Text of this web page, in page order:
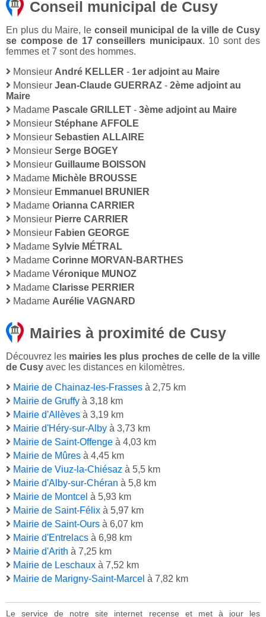
Conseil municipal de Cusy
En plus du Maire, leconseil municipal de la ville de Cusy
se compose de 17 conseillers municipaux. 10 sont des
femmes et 7 sont des hommes.
Monsieur André KELLER - 1er adjoint au Maire
Monsieur Jean-Claude GUERRAZ - 2ème adjoint au
Maire
Madame Pascale GRILLET - 3ème adjoint au Maire
Monsieur Stéphane AFFOLE
Monsieur Sebastien ALLAIRE
Monsieur Serge BOGEY
Monsieur Guillaume BOISSON
Madame Michèle BROUSSE
Monsieur Emmanuel BRUNIER
Madame Orianna CARRIER
Monsieur Pierre CARRIER
Monsieur Fabien GEORGE
Madame Sylvie MÉTRAL
Madame Corinne MORVAN-BARTHES
Madame Véronique MUNOZ
Madame Clarisse PERRIER
Madame Aurélie VAGNARD
Mairies à proximité de Cusy
Découvrez les mairies les plus proches de celle de la ville
de Cusy avec les distances en kilomètres.
Mairie de Chainaz-les-Frasses à 2,75 km
Mairie de Gruffy à 3,18 km
Mairie d'Allèves à 3,19 km
Mairie d'Héry-sur-Alby à 3,73 km
Mairie de Saint-Offenge à 4,03 km
Mairie de Mûres à 4,45 km
Mairie de Viuz-la-Chiésaz à 5,5 km
Mairie d'Alby-sur-Chéran à 5,8 km
Mairie de Montcel à 5,93 km
Mairie de Saint-Félix à 5,97 km
Mairie de Saint-Ours à 6,07 km
Mairie d'Entrelacs à 6,98 km
Mairie d'Arith à 7,25 km
Mairie de Leschaux à 7,52 km
Mairie de Marigny-Saint-Marcel à 7,82 km
Le service de notre site internet recense et met à jour les